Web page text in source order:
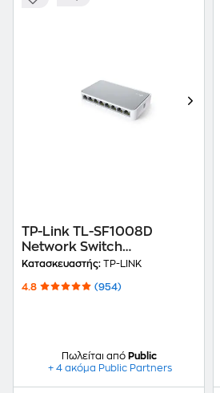
TP-Link TL-SF1008D
Network Switch
Unmanaged Fast Ethernet
Κατασκευαστής: TP-LINK
4.8 (954)
Πωλείται από Public
+ 4 ακόμα Public Partners